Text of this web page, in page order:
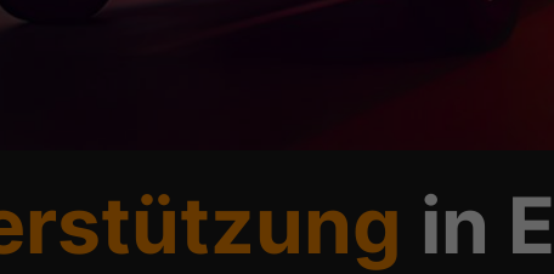
in
16 Jahre alt sind und Ihre Zustimmung zu freiwilligen Diensten geben
Übersicht über alle verwendeten Cookies. Sie können Ihre
weitere Informationen anzeigen lassen und so nur bestimmte
Speichern Nur essenzielle Cookies akzeptieren